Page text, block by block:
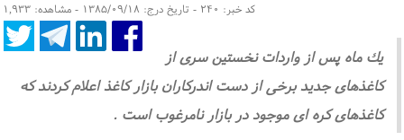
کد خبر: ۲۴۰ - تاریخ درج: ۱۳۸۵/۰۹/۱۸ - مشاهده: ۱,۹۳۳
یك ماه پس از واردات نخستین سری از
كاغذهای جدید برخی از دست اندركاران بازار كاغذ اعلام كردند كه
كاغذهای كره ای موجود در بازار نامرغوب است .